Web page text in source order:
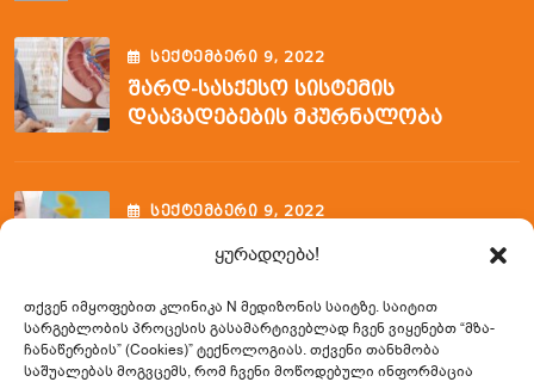
ყურადღება!
თქვენ იმყოფებით კლინიკა N მედიზონის საიტზე. საიტით
სარგებლობის პროცესის გასამარტივებლად ჩვენ ვიყენებთ“მზა-
ჩანაწერების” (Cookies)” ტექნოლოგიას. თქვენი თანხმობა
საშუალებას მოგვცემს, რომ ჩვენი მოწოდებული ინფორმაცია
ᲡᲔᲥᲢᲔᲛᲑᲔᲠᲘ 9, 2022
Შარდ-Სასქესო Სისტემის
Დაავადებების Მკურნალობა
ᲡᲔᲥᲢᲔᲛᲑᲔᲠᲘ 9, 2022
Ფლებოტომიის Ვენოპუნქციის
Შემსწავლელი Კურსი
Საკონტაქტო Ინფორმაცია